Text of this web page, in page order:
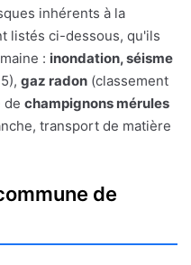
inhérents à la
listés ci-dessous, qu'ils
: inondation, séisme
gaz radon (classement
de champignons mérules
transport de matière
de